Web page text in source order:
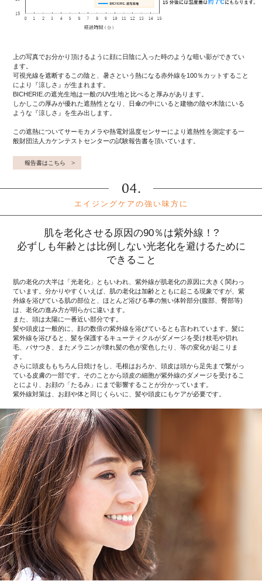
上の写真でお分かり頂けるように顔に日陰に入った時のような暗い影ができてい
ます。
可視光線を遮断するこの陰と、暑さという熱になる赤外線を100％カットすること
により『涼しさ』が生まれます。
BICHERIE.の遮光生地は一般のUV生地と比べると厚みがあります。
しかしこの厚みが優れた遮熱性となり、日傘の中にいると建物の陰や木陰にいる
ような『涼しさ』を生み出します。
この遮熱についてサーモカメラや熱電対温度センサーにより遮熱性を測定する一
般財団法人カケンテストセンターの試験報告書を頂いています。
報告書はこちら
エイジングケアの強い味方に
肌を老化させる原因の90％は紫外線！?
必ずしも年齢とは比例しない光老化を避けるために
できること
肌の老化の大半は「光老化」ともいわれ、紫外線が肌老化の原因に大きく関わっ
ています。分かりやすくいえば、肌の老化は加齢とともに起こる現象ですが、紫
外線を浴びている肌の部位と、ほとんど浴びる事の無い体幹部分(腹部、臀部等)
は、老化の進み方が明らかに違います。
また、頭は太陽に一番近い部分です。
髪や頭皮は一般的に、顔の数倍の紫外線を浴びているとも言われています。髪に
紫外線を浴びると、髪を保護するキューティクルがダメージを受け枝毛や切れ
毛、パサつき、またメラニンが壊れ髪の色が変色したり、等の変化が起こりま
す。
さらに頭皮ももちろん日焼けをし、毛根はおろか、頭皮は頭から足先まで繋がっ
ている皮膚の一部です。そのことから頭皮の細胞が紫外線のダメージを受けるこ
とにより、お顔の「たるみ」にまで影響することが分かっています。
紫外線対策は、お顔や体と同じくらいに、髪や頭皮にもケアが必要です。